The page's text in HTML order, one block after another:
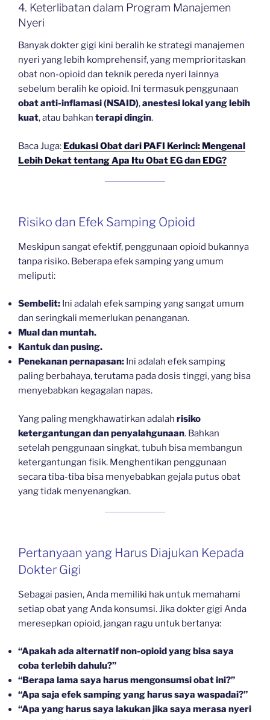
4. Keterlibatan dalam Program Manajemen
Nyeri
Banyak dokter gigi kini beralih ke strategi manajemen
nyeri yang lebih komprehensif, yang memprioritaskan
obat non-opioid dan teknik pereda nyeri lainnya
sebelum beralih ke opioid. Ini termasuk penggunaan
obat anti-inflamasi (NSAID),anestesi lokal yang lebih
kuat, atau bahkan terapi dingin.
Baca Juga: Edukasi Obat dari PAFI Kerinci: Mengenal
Lebih Dekat tentang Apa Itu Obat EG dan EDG?
Risiko dan Efek Samping Opioid
Meskipun sangat efektif, penggunaan opioid bukannya
tanpa risiko. Beberapa efek samping yang umum
meliputi:
Sembelit: Ini adalah efek samping yang sangat umum
dan seringkali memerlukan penanganan.
Mual dan muntah.
Kantuk dan pusing.
Penekanan pernapasan: Ini adalah efek samping
paling berbahaya, terutama pada dosis tinggi, yang bisa
menyebabkan kegagalan napas.
Yang paling mengkhawatirkan adalah risiko
ketergantungan dan penyalahgunaan. Bahkan
setelah penggunaan singkat, tubuh bisa membangun
ketergantungan fisik. Menghentikan penggunaan
secara tiba-tiba bisa menyebabkan gejala putus obat
yang tidak menyenangkan.
Pertanyaan yang Harus Diajukan Kepada
Dokter Gigi
Sebagai pasien, Anda memiliki hak untuk memahami
setiap obat yang Anda konsumsi. Jika dokter gigi Anda
meresepkan opioid, jangan ragu untuk bertanya:
“Apakah ada alternatif non-opioid yang bisa saya
coba terlebih dahulu?”
“Berapa lama saya harus mengonsumsi obat ini?”
“Apa saja efek samping yang harus saya waspadai?”
“Apa yang harus saya lakukan jika saya merasa nyeri